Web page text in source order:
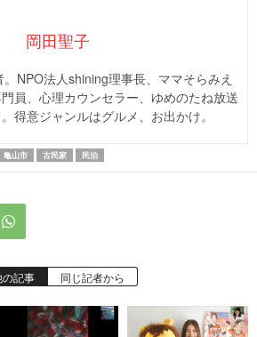
岡田聖子
NPO法人shining理事長、ママそらみえ
員、心理カウンセラー、ゆめのたね放送
得意ジャンルはグルメ、お出かけ。
亀山市 古民家 民泊
の記事 同じ記者から